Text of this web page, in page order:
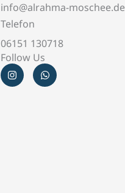
info@alrahma-moschee.de
Telefon
06151 130718
Follow Us
I
n
s
W
h
a